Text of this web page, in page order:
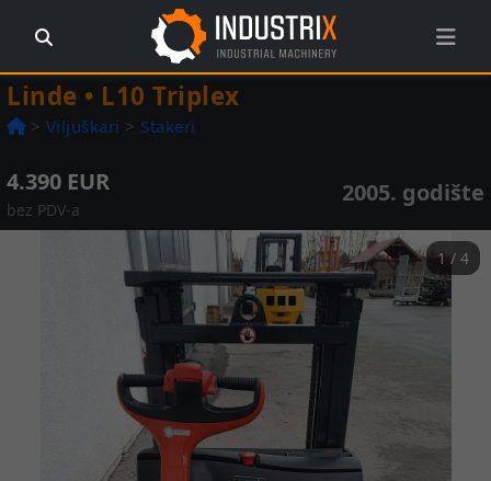
Linde • L10 Triplex
> Viljuškari > Stakeri
4.390 EUR
bez PDV-a
2005. godište
1 / 4